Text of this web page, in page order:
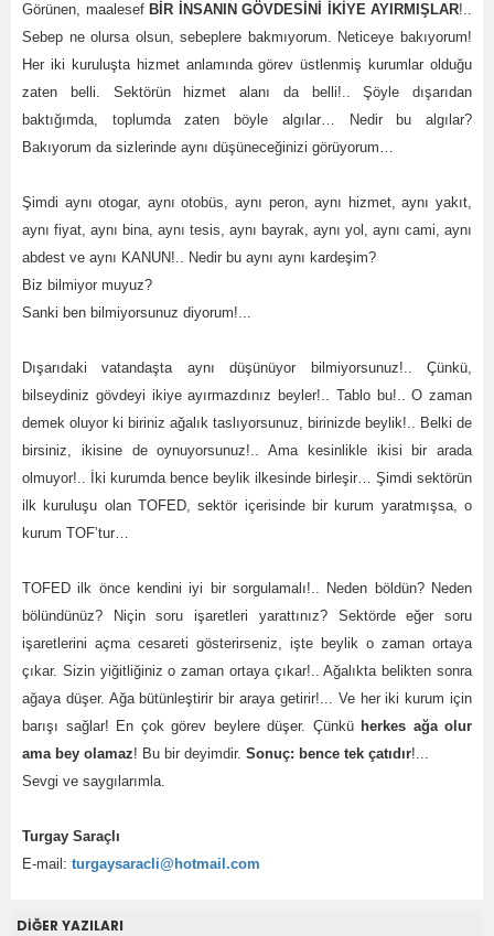
Görünen, maalesef BİR İNSANIN GÖVDESİNİ İKİYE AYIRMIŞLAR!..
Sebep ne olursa olsun, sebeplere bakmıyorum. Neticeye bakıyorum!
Her iki kuruluşta hizmet anlamında görev üstlenmiş kurumlar olduğu
zaten belli. Sektörün hizmet alanı da belli!.. Şöyle dışarıdan
baktığımda, toplumda zaten böyle algılar… Nedir bu algılar?
Bakıyorum da sizlerinde aynı düşüneceğinizi görüyorum…
Şimdi aynı otogar, aynı otobüs, aynı peron, aynı hizmet, aynı yakıt,
aynı fiyat, aynı bina, aynı tesis, aynı bayrak, aynı yol, aynı cami, aynı
abdest ve aynı KANUN!.. Nedir bu aynı aynı kardeşim?
Biz bilmiyor muyuz?
Sanki ben bilmiyorsunuz diyorum!...
Dışarıdaki vatandaşta aynı düşünüyor bilmiyorsunuz!.. Çünkü,
bilseydiniz gövdeyi ikiye ayırmazdınız beyler!.. Tablo bu!.. O zaman
demek oluyor ki biriniz ağalık taslıyorsunuz, birinizde beylik!.. Belki de
birsiniz, ikisine de oynuyorsunuz!.. Ama kesinlikle ikisi bir arada
olmuyor!.. İki kurumda bence beylik ilkesinde birleşir… Şimdi sektörün
ilk kuruluşu olan TOFED, sektör içerisinde bir kurum yaratmışsa, o
kurum TOF’tur…
TOFED ilk önce kendini iyi bir sorgulamalı!.. Neden böldün? Neden
bölündünüz? Niçin soru işaretleri yarattınız? Sektörde eğer soru
işaretlerini açma cesareti gösterirseniz, işte beylik o zaman ortaya
çıkar. Sizin yiğitliğiniz o zaman ortaya çıkar!.. Ağalıkta belikten sonra
ağaya düşer. Ağa bütünleştirir bir araya getirir!... Ve her iki kurum için
barışı sağlar! En çok görev beylere düşer. Çünkü herkes ağa olur
ama bey olamaz! Bu bir deyimdir. Sonuç: bence tek çatıdır!...
Sevgi ve saygılarımla.
Turgay Saraçlı
E-mail: turgaysaracli@hotmail.com
DİĞER YAZILARI